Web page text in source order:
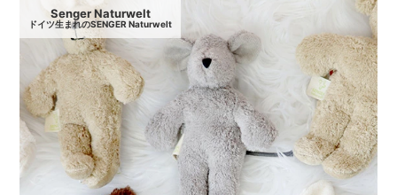
Senger Naturwelt
ドイツ生まれのSENGER Naturwelt